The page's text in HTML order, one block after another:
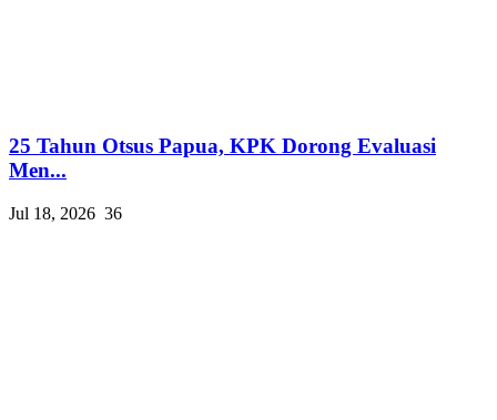
25 Tahun Otsus Papua, KPK Dorong Evaluasi
Men...
Jul 18, 2026 36